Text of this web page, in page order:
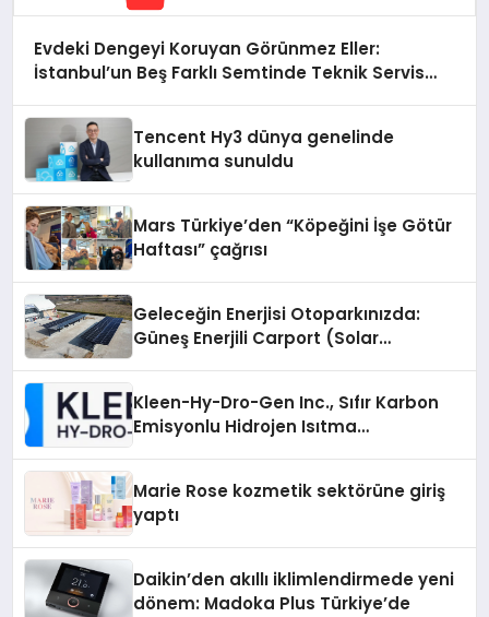
Evdeki Dengeyi Koruyan Görünmez Eller:
İstanbul’un Beş Farklı Semtinde Teknik Servis
Tencent Hy3 dünya genelinde
kullanıma sunuldu
Mars Türkiye’den “Köpeğini İşe Götür
Haftası” çağrısı
Geleceğin Enerjisi Otoparkınızda:
Güneş Enerjili Carport (Solar
Kleen-Hy-Dro-Gen Inc., Sıfır Karbon
Emisyonlu Hidrojen Isıtma
Marie Rose kozmetik sektörüne giriş
yaptı
Daikin’den akıllı iklimlendirmede yeni
dönem: Madoka Plus Türkiye’de